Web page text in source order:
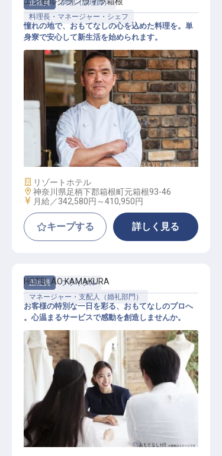
正社員
調理（調理師）
料理長・マネージャー・シェフ
調理スタッフ（管理職候補）
憧れの地で、おもてなしの心を込めた料理を。単
身寮で安心して新生活を始められます。
施設業態
リゾートホテル
勤務地
神奈川県足柄下郡箱根町元箱根93-46
給与
月給／342,580円～410,950円
キープする 詳しく見る
正社員
ブライダル
マネージャー・支配人（婚礼部門）
バンケットサービス兼ウェディング
プランナー
HOTEL AO KAMAKURA
お客様の特別な一日を彩る、おもてなしのプロへ
。心温まるサービスで感動を創造しませんか。